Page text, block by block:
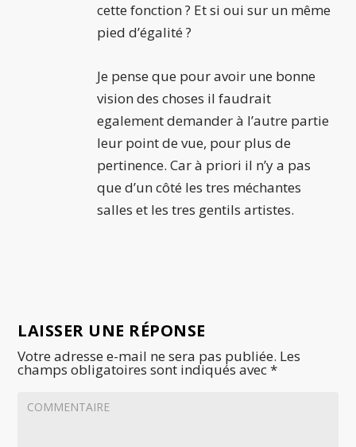
cette fonction ? Et si oui sur un même
pied d’égalité ?
Je pense que pour avoir une bonne
vision des choses il faudrait
egalement demander à l’autre partie
leur point de vue, pour plus de
pertinence. Car à priori il n’y a pas
que d’un côté les tres méchantes
salles et les tres gentils artistes.
LAISSER UNE RÉPONSE
Votre adresse e-mail ne sera pas publiée. Les
champs obligatoires sont indiqués avec*